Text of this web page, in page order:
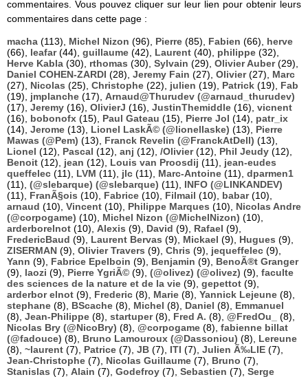
commentaires. Vous pouvez cliquer sur leur lien pour obtenir leurs
commentaires dans cette page :
macha (113), Michel Nizon (96), Pierre (85), Fabien (66), herve
(66), leafar(44), guillaume (42), Laurent (40), philippe (32),
Herve Kabla (30), rthomas (30), Sylvain (29), Olivier Auber(29),
Daniel COHEN-ZARDI (28), Jeremy Fain (27), Olivier(27), Marc
(27), Nicolas (25), Christophe (22), julien (19), Patrick (19), Fab
(19), jmplanche (17), Arnaud@Thurudev (@arnaud_thurudev)
(17), Jeremy (16), OlivierJ (16), JustinThemiddle (16), vicnent
(16), bobonofx (15), Paul Gateau (15), Pierre Jol (14), patr_ix
(14), Jerome (13), Lionel LaskÃ© (@lionellaske) (13), Pierre
Mawas (@Pem) (13), Franck Revelin (@FranckAtDell) (13),
Lionel (12), Pascal (12), anj (12), /Olivier(12), Phil Jeudy (12),
Benoit (12), jean (12), Louis van Proosdij (11), jean-eudes
queffelec (11), LVM (11), jlc (11), Marc-Antoine (11), dparmen1
(11), (@slebarque) (@slebarque) (11), INFO (@LINKANDEV)
(11), FranÃ§ois (10), Fabrice (10), Filmail (10), babar(10),
arnaud (10), Vincent (10), Philippe Marques (10), Nicolas Andre
(@corpogame) (10), Michel Nizon (@MichelNizon) (10),
arderborelnot (10), Alexis (9), David (9), Rafael (9),
FredericBaud (9), Laurent Bervas (9), Mickael (9), Hugues (9),
ZISERMAN (9), Olivier Travers (9), Chris (9), jequeffelec (9),
Yann (9), Fabrice Epelboin (9), Benjamin (9), BenoÃ®t Granger
(9), laozi (9), Pierre YgriÃ© (9), (@olivez) (@olivez) (9), faculte
des sciences de la nature et de la vie (9), gepettot (9),
arderbor elnot (9), Frederic (8), Marie (8), Yannick Lejeune (8),
stephane (8), BScache (8), Michel (8), Daniel (8), Emmanuel
(8), Jean-Philippe (8), startuper(8), Fred A. (8), @FredOu_
(8),
Nicolas Bry (@NicoBry) (8), @corpogame (8), fabienne billat
(@fadouce) (8), Bruno Lamouroux (@Dassoniou) (8), Lereune
(8), ~laurent (7), Patrice (7), JB (7), ITI (7), Julien Ã‰LIE (7),
Jean-Christophe (7), Nicolas Guillaume (7), Bruno (7),
Stanislas (7), Alain (7), Godefroy (7), Sebastien (7), Serge